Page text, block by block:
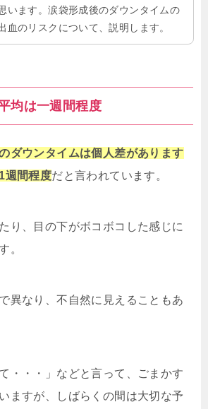
います。涙袋形成後のダウンタイムの
血のリスクについて、説明します。
均は一週間程度
ダウンタイムは個人差があります
週間程度だと言われています。
り、目の下がボコボコした感じに
。
異なり、不自然に見えることもあ
・・・」などと言って、ごまかす
ますが、しばらくの間は大切な予